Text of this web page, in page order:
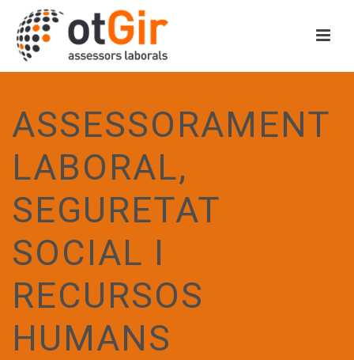
ASSESSORAMENT
LABORAL,
SEGURETAT
SOCIAL I
RECURSOS
HUMANS